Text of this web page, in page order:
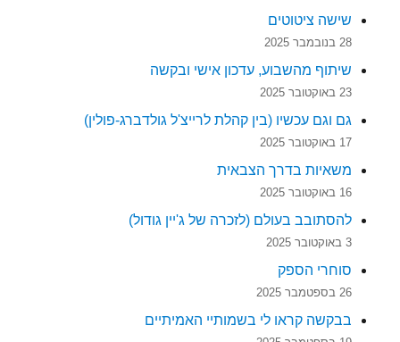
שישה ציטוטים
28 בנובמבר 2025
שיתוף מהשבוע, עדכון אישי ובקשה
23 באוקטובר 2025
גם וגם עכשיו (בין קהלת לרייצ'ל גולדברג-פולין)
17 באוקטובר 2025
משאיות בדרך הצבאית
16 באוקטובר 2025
להסתובב בעולם (לזכרה של ג'יין גודול)
3 באוקטובר 2025
סוחרי הספק
26 בספטמבר 2025
בבקשה קראו לי בשמותיי האמיתיים